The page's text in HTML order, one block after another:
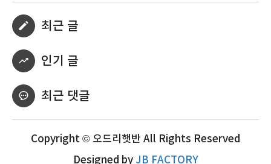
최근 글
인기 글
최근 댓글
Copyright © 오드리햇반 All Rights Reserved
Designed by JB FACTORY